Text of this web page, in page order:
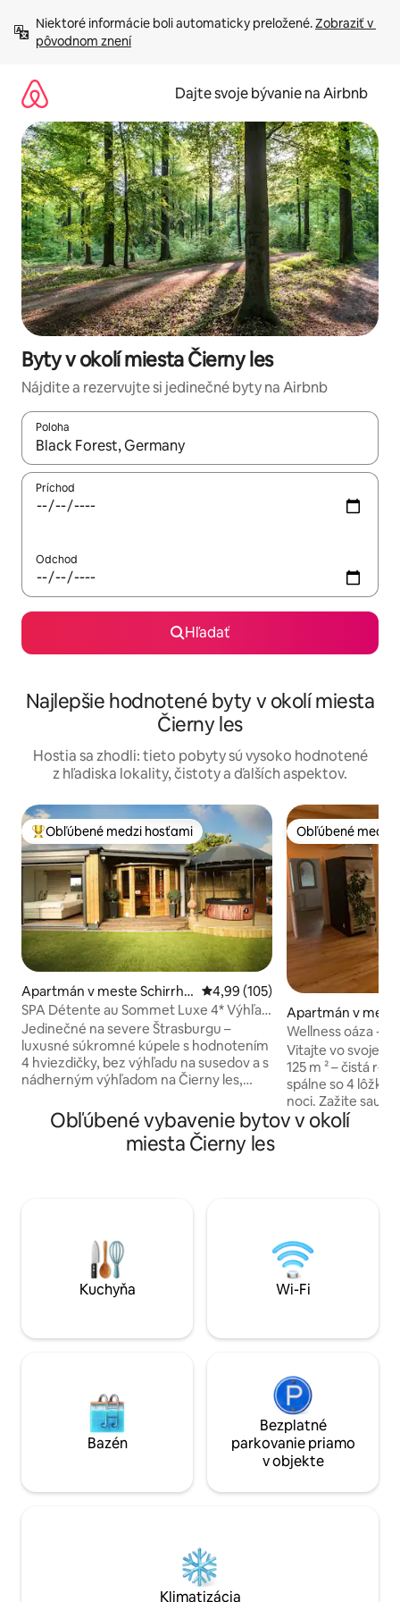
obsah.
Niektoré informácie boli automaticky preložené. Zobraziť v
pôvodnom znení
Dajte svoje bývanie na Airbnb
Byty v okolí miesta Čierny les
Nájdite a rezervujte si jedinečné byty na Airbnb
Poloha
Keď budú výsledky k dispozícii, môžete si ich prechádzať
Príchod
Odchod
Hľadať
Najlepšie hodnotené byty v okolí miesta
Čierny les
Hostia sa zhodli: tieto pobyty sú vysoko hodnotené
z hľadiska lokality, čistoty a ďalších aspektov.
Najobľúbenejšie medzi hosťami
Obľúbené medzi hosťami
Apartmán v meste Schirrhei
n
Priemerné ohodnotenie 4,99 z
4,99 (105)
SPA Détente au Sommet Luxe 4* Výhľad
a súkromné spa
Jedinečné na severe Štrasburgu –
luxusné súkromné kúpele s hodnotením
4 hviezdičky, bez výhľadu na susedov a s
nádherným výhľadom na Čierny les,
Badenu, 10 minút od Haguenau, 1 hodinu
od Europa-Parku, 5 minút od golfového
ihriska Soufflenheim. Vysnívaný
posteľou King, sprchovací kút, WC, plne
vybavená kuchyňa, pohovka a
jedálenský kút.
Obľúbené medzi
Obľúbené medzi
Apartmán v
Wellness oáza -
vlastnou saunou
Vitajte vo svojej
125 m ² – čistá
spálne so 4
noci. Zažite
himalájskym
pochváliť
televízorom a
kuchyňa má
chladničku.
Obľúbené vybavenie bytov v okolí
miesta Čierny les
Kuchyňa Wi-Fi
Bazén
Bezplatné
parkovanie priamo
v objekte
Klimatizácia